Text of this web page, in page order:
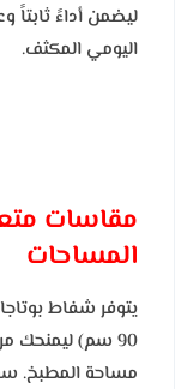
ليضمن أداءً
اليومي المكثف.
مقاسات
المساحات
90 سم) ليمنحك
مساحة المطبخ.